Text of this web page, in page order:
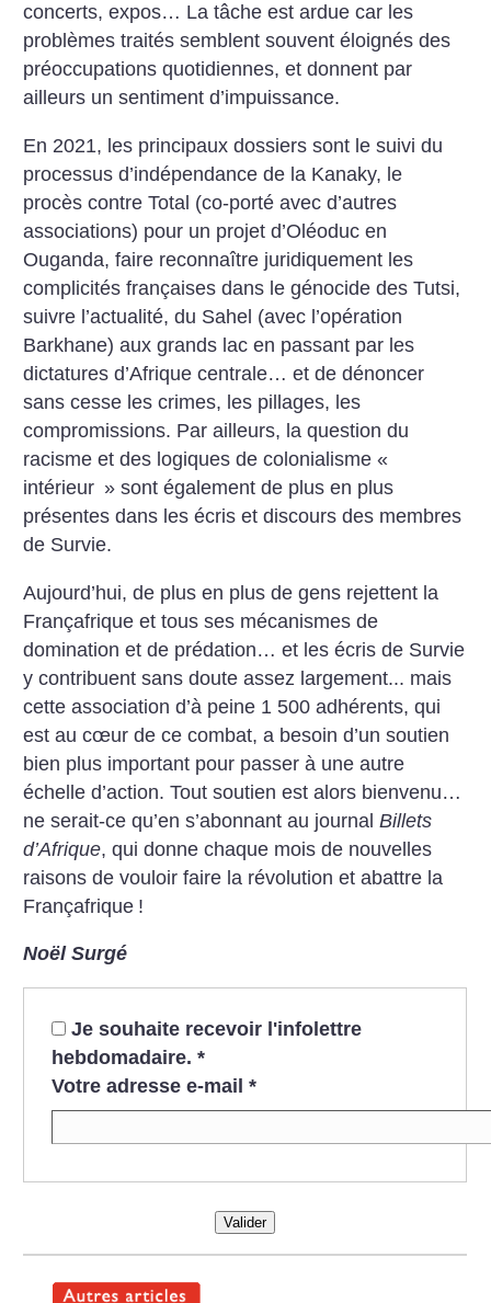
concerts, expos… La tâche est ardue car les
problèmes traités semblent souvent éloignés des
préoccupations quotidiennes, et donnent par
ailleurs un sentiment d’impuissance.
En 2021, les principaux dossiers sont le suivi du
processus d’indépendance de la Kanaky, le
procès contre Total (co-porté avec d’autres
associations) pour un projet d’Oléoduc en
Ouganda, faire reconnaître juridiquement les
complicités françaises dans le génocide des Tutsi,
suivre l’actualité, du Sahel (avec l’opération
Barkhane) aux grands lac en passant par les
dictatures d’Afrique centrale… et de dénoncer
sans cesse les crimes, les pillages, les
compromissions. Par ailleurs, la question du
racisme et des logiques de colonialisme «
intérieur » sont également de plus en plus
présentes dans les écris et discours des membres
de Survie.
Aujourd’hui, de plus en plus de gens rejettent la
Françafrique et tous ses mécanismes de
domination et de prédation… et les écris de Survie
y contribuent sans doute assez largement... mais
cette association d’à peine 1 500 adhérents, qui
est au cœur de ce combat, a besoin d’un soutien
bien plus important pour passer à une autre
échelle d’action. Tout soutien est alors bienvenu…
ne serait-ce qu’en s’abonnant au journalBillets
d’Afrique, qui donne chaque mois de nouvelles
raisons de vouloir faire la révolution et abattre la
Françafrique !
Noël Surgé
Je souhaite recevoir l'infolettre
hebdomadaire. *
Votre adresse e-mail *
Valider